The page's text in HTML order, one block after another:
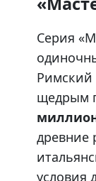
Серия
Римский
щедрым
древние
условия